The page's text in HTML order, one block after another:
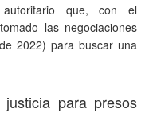
que, con el
las negociaciones
2022) para buscar una
para presos